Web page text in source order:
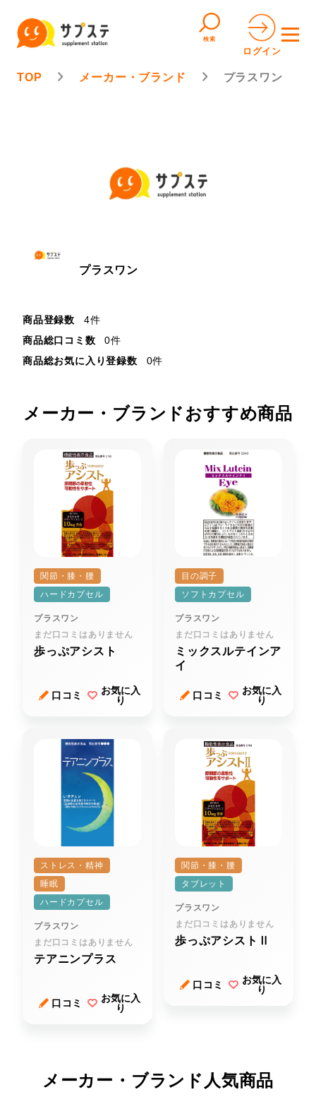
検索
ログイン
TOP メーカー・ブランド プラスワン
プラスワン
商品登録数
4件
商品総口コミ数
0件
商品総お気に入り登録数
0件
メーカー・ブランドおすすめ商品
関節・膝・腰
ハードカプセル
プラスワン
まだ口コミはありません
歩っぷアシスト
口コミ
お気に入
り
目の調子
ソフトカプセル
プラスワン
まだ口コミはありません
ミックスルテインア
イ
口コミ
お気に入
り
ストレス・精神
睡眠
ハードカプセル
プラスワン
まだ口コミはありません
テアニンプラス
口コミ
お気に入
り
関節・膝・腰
タブレット
プラスワン
まだ口コミはありません
歩っぷアシストⅡ
口コミ
お気に入
り
メーカー・ブランド人気商品